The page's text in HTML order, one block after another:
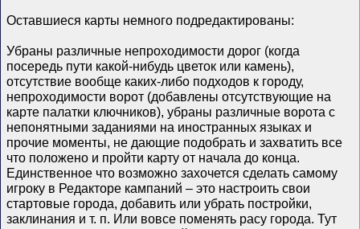
Оставшиеся карты немного подредактированы:
Убраны различные непроходимости дорог (когда
посередь пути какой-нибудь цветок или камень),
отсутствие вообще каких-либо подходов к городу,
непроходимости ворот (добавлены отсутствующие на
карте палатки ключников), убраны различные ворота с
непонятными заданиями на иностранных языках и
прочие моменты, не дающие подобрать и захватить все
что положено и пройти карту от начала до конца.
Единственное что возможно захочется сделать самому
игроку в Редакторе кампаний – это настроить свои
стартовые города, добавить или убрать постройки,
заклинания и т. п. Или вовсе поменять расу города. Тут